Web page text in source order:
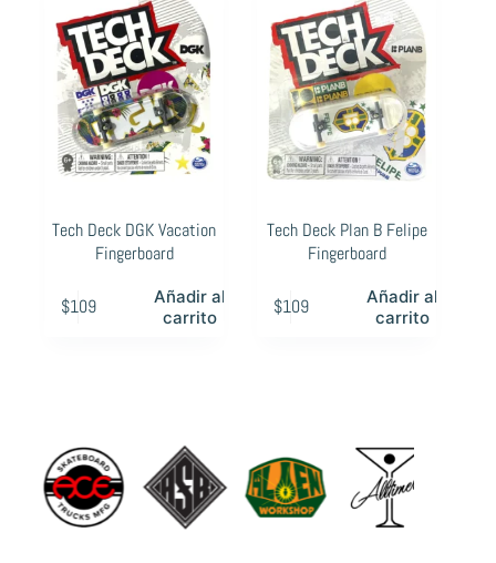
Tech Deck DGK Vacation
Fingerboard
$109
Añadir al
carrito
Tech Deck Plan B Felipe
Fingerboard
$109
Añadir al
carrito